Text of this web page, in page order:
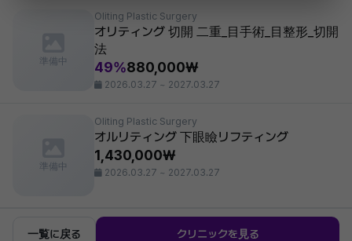
準備中
Oliting Plastic Surgery
オリティング 切開 二重_目手術_目整形_切開
法
49%880,000₩
2026.03.27 ~ 2027.03.27
準備中
Oliting Plastic Surgery
オルリティング 下眼瞼リフティング
1,430,000₩
2026.03.27 ~ 2027.03.27
一覧に戻る クリニックを見る